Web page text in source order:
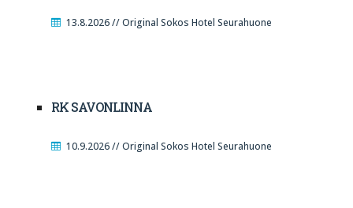
13.8.2026 // Original Sokos Hotel Seurahuone
RK SAVONLINNA
10.9.2026 // Original Sokos Hotel Seurahuone